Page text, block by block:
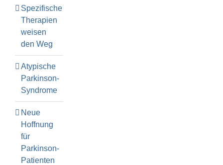
Spezifische
Therapien
weisen
den Weg
Atypische
Parkinson-
Syndrome
Neue
Hoffnung
für
Parkinson-
Patienten